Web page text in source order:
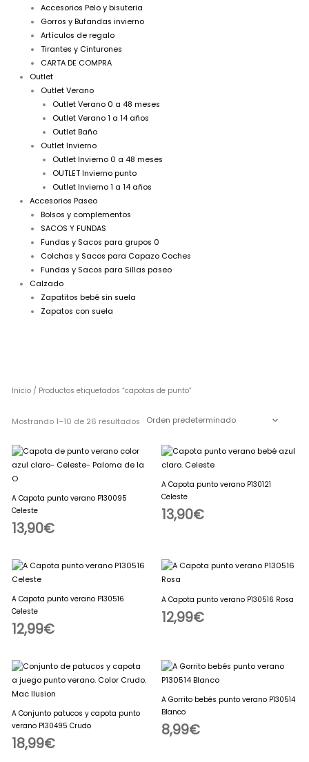
Accesorios Pelo y bisuteria
Gorros y Bufandas invierno
Artículos de regalo
Tirantes y Cinturones
CARTA DE COMPRA
Outlet
Outlet Verano
Outlet Verano 0 a 48 meses
Outlet Verano 1 a 14 años
Outlet Baño
Outlet Invierno
Outlet Invierno 0 a 48 meses
OUTLET Invierno punto
Outlet Invierno 1 a 14 años
Accesorios Paseo
Bolsos y complementos
SACOS Y FUNDAS
Fundas y Sacos para grupos 0
Colchas y Sacos para Capazo Coches
Fundas y Sacos para Sillas paseo
Calzado
Zapatitos bebé sin suela
Zapatos con suela
Inicio/ Productos etiquetados “capotas de punto”
Mostrando 1–10 de 26 resultados
A Capota punto verano P130095
Celeste
13,90€
A Capota punto verano P130121
Celeste
13,90€
A Capota punto verano P130516
Celeste
12,99€
A Capota punto verano P130516 Rosa
12,99€
A Conjunto patucos y capota punto
verano P130495 Crudo
18,99€
A Gorrito bebés punto verano P130514
Blanco
8,99€